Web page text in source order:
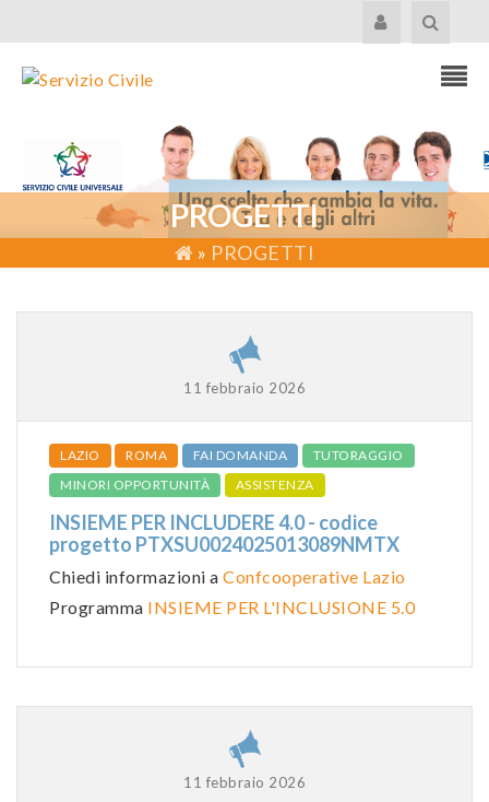
PROGETTI
» PROGETTI
11 febbraio 2026
LAZIO ROMA FAI DOMANDA
TUTORAGGIO
MINORI OPPORTUNITÀ
ASSISTENZA
INSIEME PER INCLUDERE 4.0 - codice
progetto PTXSU0024025013089NMTX
Chiedi informazioni a Confcooperative Lazio
Programma INSIEME PER L'INCLUSIONE 5.0
11 febbraio 2026